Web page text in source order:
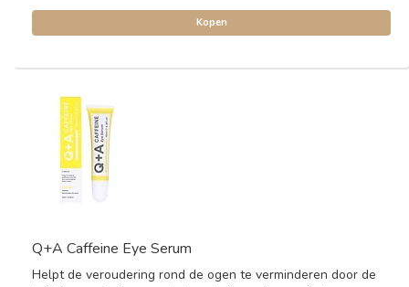
Kopen
Q+A Caffeine Eye Serum
Helpt de veroudering rond de ogen te verminderen door de